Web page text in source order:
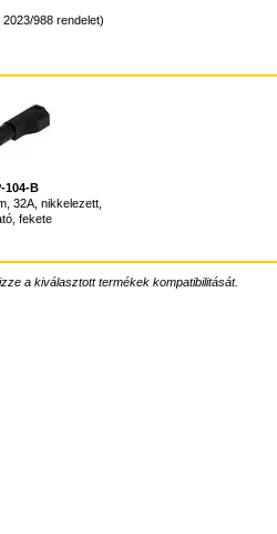
988 rendelet)
104-B
32A, nikkelezett,
fekete
a kiválasztott termékek kompatibilitását.